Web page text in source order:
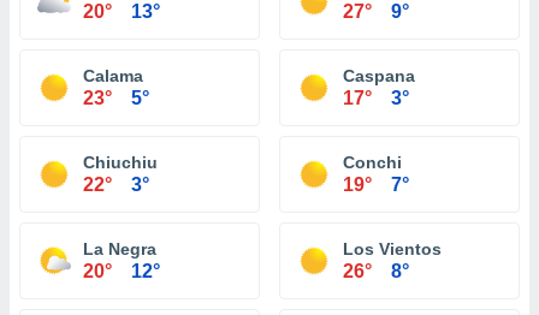
20° 13° 27° 9°
Calama
23° 5°
Caspana
17° 3°
Chiuchiu
22° 3°
Conchi
19° 7°
La Negra
20° 12°
Los Vientos
26° 8°